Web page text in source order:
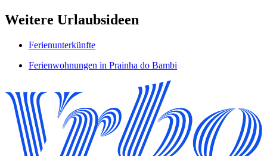
Weitere Urlaubsideen
Ferienunterkünfte
Ferienwohnungen in Prainha do Bambi